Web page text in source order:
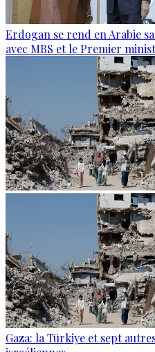
Erdogan se rend en Arabie
avec MBS et le Premier
Gaza: la Türkiye et sept